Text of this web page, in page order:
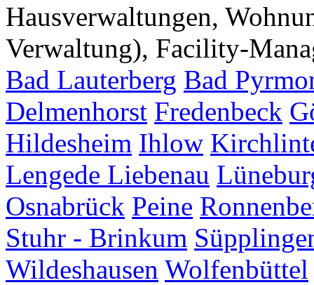
Hausverwaltungen,
Verwaltung), Facility-
Bad Lauterberg Bad
Delmenhorst Fredenbeck
Hildesheim Ihlow
Lengede Liebenau
Osnabrück Peine
Stuhr - Brinkum
Wildeshausen Wolfenbüttel